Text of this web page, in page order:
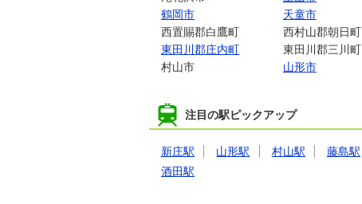
鶴岡市
天童市
西置賜郡白鷹町
西村山郡朝日町
東田川郡庄内町
東田川郡三川町
村山市
山形市
注目の駅ピックアップ
新庄駅 山形駅 村山駅 藤島駅
酒田駅